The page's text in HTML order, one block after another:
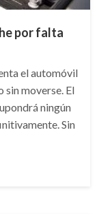
por falta
el automóvil
sin moverse. El
ningún
Sin